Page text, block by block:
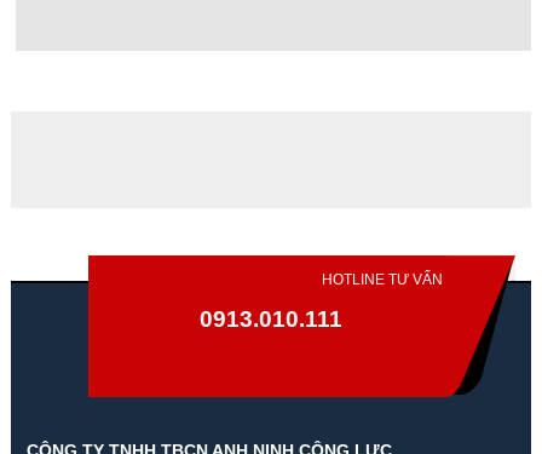
HOTLINE TƯ VẤN
0913.010.111